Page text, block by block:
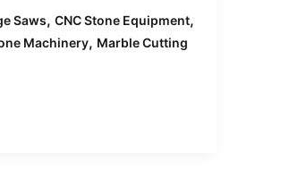
Saws, CNC Stone Equipment,
Machinery, Marble Cutting